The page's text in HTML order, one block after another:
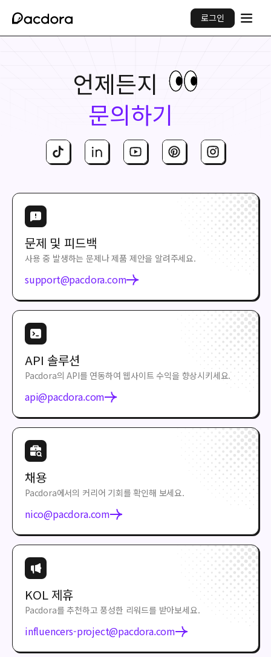
로그인
언제든지
문의하기
문제 및 피드백
사용 중 발생하는 문제나 제품 제안을 알려주세요.
support@pacdora.com
API 솔루션
Pacdora의 API를 연동하여 웹사이트 수익을 향상시키세요.
api@pacdora.com
채용
Pacdora에서의 커리어 기회를 확인해 보세요.
nico@pacdora.com
KOL 제휴
Pacdora를 추천하고 풍성한 리워드를 받아보세요.
influencers-project@pacdora.com